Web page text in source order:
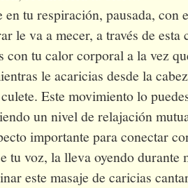
en tu respiración, pausada, con
le va a mecer, a través de
con tu calor corporal a la vez
le acaricias desde la
Este movimiento lo
un nivel de relajación
importante para conectar
tu voz, la lleva oyendo durante
este masaje de caricias